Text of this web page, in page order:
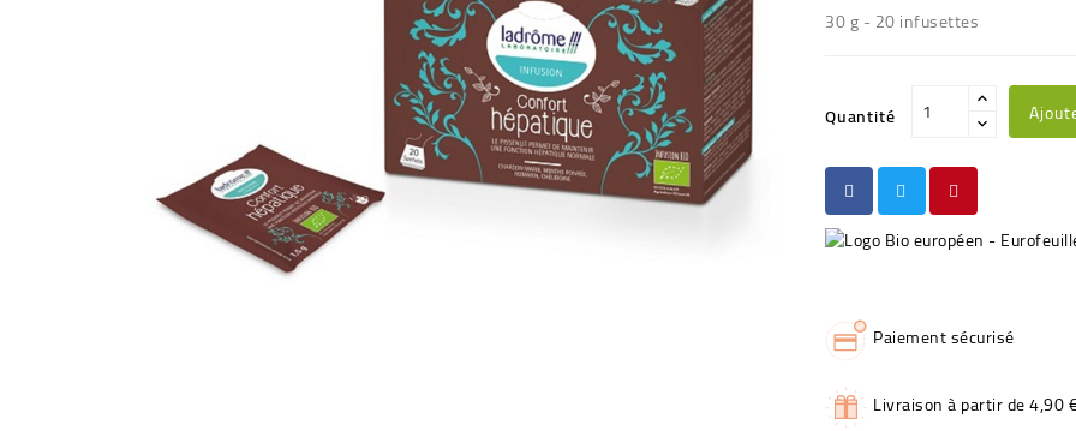
30 g - 20 infusettes
Quantité
Paiement sécurisé
Livraison à partir de 4,90